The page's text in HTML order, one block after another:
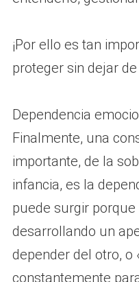
¡Por ello es tan
proteger sin dejar
Dependencia
Finalmente, una
importante, de la
infancia, es la
puede surgir porque
desarrollando un
depender del otro, o
constantemente